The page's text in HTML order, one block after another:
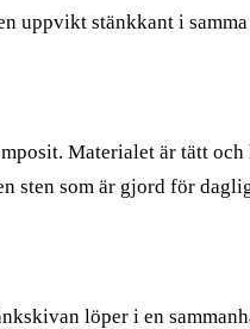
uppvikt stänkkant i
Materialet är tätt
sten som är gjord för
löper i en